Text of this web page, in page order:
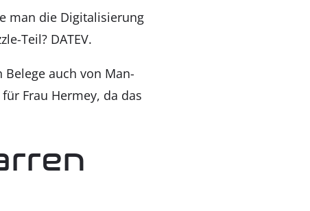
man die Digi­ta­li­sie­rung
Teil? DATEV.
Bele­ge auch von Man­
Frau Her­mey, da das